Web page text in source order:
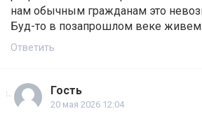
нам обычным гражданам это
Буд-то в позапрошлом веке живем
Ответить
Гость
20 мая 2026 12:04